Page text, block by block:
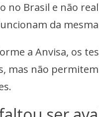
no Brasil e não
da
a Anvisa, os
mas não